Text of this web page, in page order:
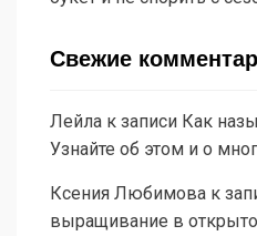
Свежие
Лейла к записи Как
Узнайте об этом и о
Ксения Любимова к
выращивание в